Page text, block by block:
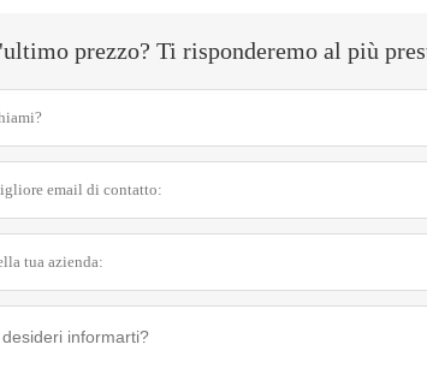
prezzo? Ti risponderemo al più